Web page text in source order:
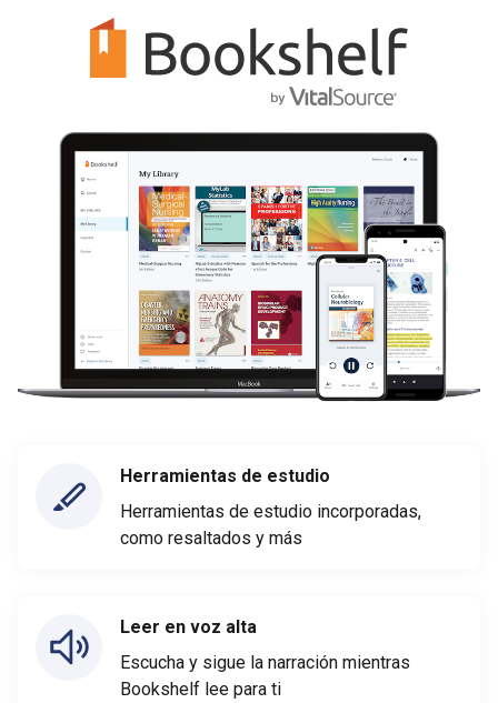
Herramientas de estudio
Herramientas de estudio incorporadas,
como resaltados y más
Leer en voz alta
Escucha y sigue la narración mientras
Bookshelf lee para ti